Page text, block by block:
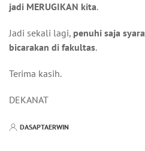
jadi MERUGIKAN kita.
Jadi sekali lagi, penuhi saja
bicarakan di fakultas.
Terima kasih.
DEKANAT
DASAPTAERWIN